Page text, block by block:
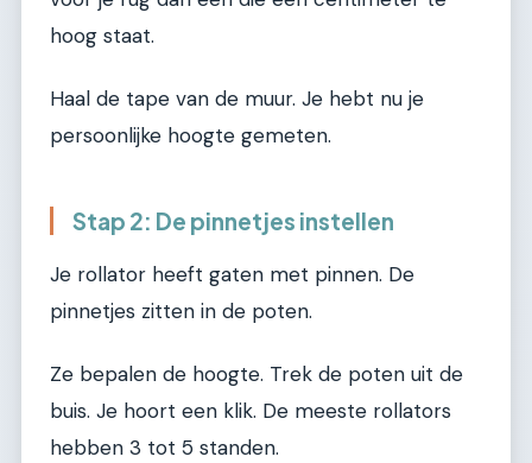
hoog staat.
Haal de tape van de muur. Je hebt nu je
persoonlijke hoogte gemeten.
Stap 2: De pinnetjes instellen
Je rollator heeft gaten met pinnen. De
pinnetjes zitten in de poten.
Ze bepalen de hoogte. Trek de poten uit de
buis. Je hoort een klik. De meeste rollators
hebben 3 tot 5 standen.